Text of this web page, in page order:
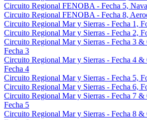
Circuito Regional FENOBA - Fecha 5,
Circuito Regional FENOBA - Fecha 8,
Circuito Regional Mar y Sierras - Fecha 1,
Circuito Regional Mar y Sierras - Fecha 2,
Circuito Regional Mar y Sierras - Fecha 3
Fecha 3
Circuito Regional Mar y Sierras - Fecha 4
Fecha 4
Circuito Regional Mar y Sierras - Fecha 5,
Circuito Regional Mar y Sierras - Fecha 6,
Circuito Regional Mar y Sierras - Fecha 7
Fecha 5
Circuito Regional Mar y Sierras - Fecha 8